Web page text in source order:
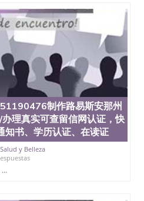
国外本科毕业证怎么办
学文凭真制作QQ微信
工作QQ微信551190476国
办理国外毕业证价
编号查询QQ微信551190476
微信551190476办国外可
网上购买真文凭可信吗QQ
证书查询机构QQ微信
理QQ微信551190476如何
海外文凭认证办理
州立大学（San Jose State
州立大学”）成立于1857
史悠久的大学之一，也是美
于圣何塞市San Jose中
所位于加利福尼亚州的著
极高的就业率，全美名列前
制作路易斯安那州
理真实可查留信网认证，快
知书、学历认证、在读证
Salud y Belleza
...